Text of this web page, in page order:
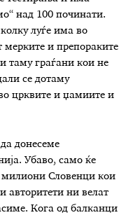
над 100 починати.
луѓе има во
мерките и препораките
таму граѓани кои не
се дотаму
црквите и џамиите и
донесеме
Убаво, само ќе
милиони Словенци кои
авторитети ни велат
Кога од балканци